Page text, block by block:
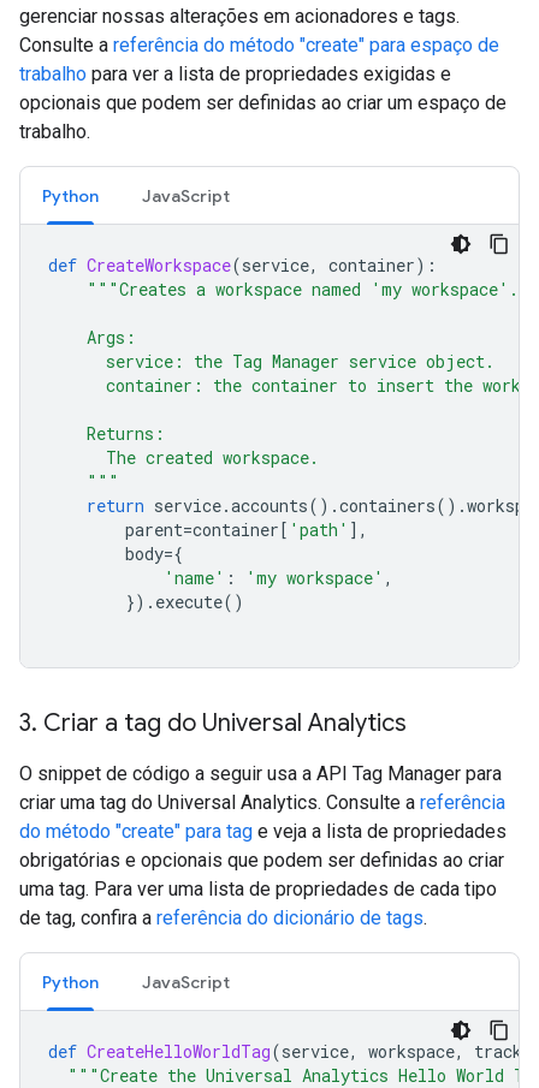
gerenciar nossas alterações em acionadores e tags.
Consulte a referência do método "create" para espaço de
trabalho para ver a lista de propriedades exigidas e
opcionais que podem ser definidas ao criar um espaço de
trabalho.
Python JavaScript
def CreateWorkspace(service, container):
"""Creates a workspace named 'my workspace'.
    Args:
      service: the Tag Manager service object.
container: the container to insert the
    Returns:
      The created workspace.
    """
return service.accounts() .containers() .
parent=container[ 'path' ],
body={
'name' : 'my workspace' ,
}) . execute()
3. Criar a tag do Universal Analytics
O snippet de código a seguir usa a API Tag Manager para
criar uma tag do Universal Analytics. Consulte a referência
do método "create" para tag e veja a lista de propriedades
obrigatórias e opcionais que podem ser definidas ao criar
uma tag. Para ver uma lista de propriedades de cada tipo
de tag, confira a referência do dicionário de tags.
Python JavaScript
def CreateHelloWorldTag(service, workspace,
"""Create the Universal Analytics Hello World